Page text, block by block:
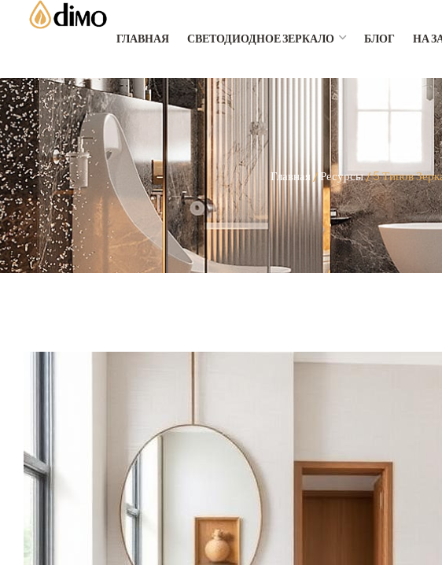
ГЛАВНАЯ СВЕТОДИОДНОЕ ЗЕРКАЛО БЛОГ НА
Главная/Ресурсы/ 5 Типов